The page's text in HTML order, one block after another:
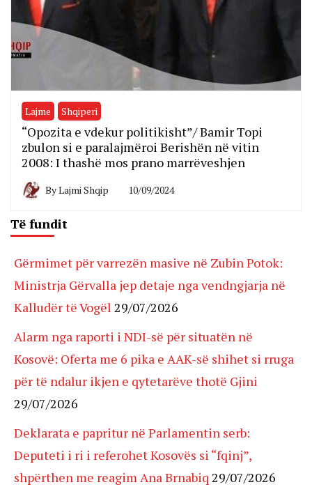
Lajme Shqiperi
“Opozita e vdekur politikisht”/ Bamir Topi
zbulon si e paralajmëroi Berishën në vitin
2008: I thashë mos prano marrëveshjen
ByLajmi Shqip 10/09/2024
Të fundit
Gërmimet për varrezën masive në Zubin Potok:
Ministrja Gërvalla jep detaje nga vendngjarja në
Kalludër të Vogël 29/07/2026
Alarm nga raporti i NDI-së për situatën në
Kosovë: Oferta me 6 pika e AAK-së shihet si rruga
për të ndalur ikjen e qytetarëve thotë Gjini
29/07/2026
Deklarata e papritur në Parlamentin serb:
Deputeti i ri i referohet Kosovës si “fqinj”,
shpërthen me reagim Ana Brnabiq 29/07/2026